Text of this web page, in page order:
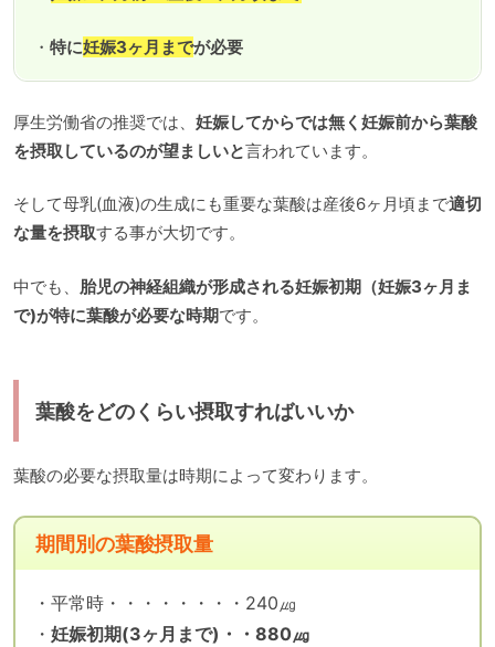
・ 特に妊娠3ヶ月までが必要
厚生労働省の推奨では、 妊娠してからでは無く妊娠前から葉酸
を摂取しているのが望ましいと言われています。
そして母乳(血液)の生成にも重要な葉酸は産後6ヶ月頃まで適切
な量を摂取する事が大切です。
中でも、 胎児の神経組織が形成される妊娠初期（妊娠3ヶ月ま
で)が特に葉酸が必要な時期です。
葉酸をどのくらい摂取すればいいか
葉酸の必要な摂取量は時期によって変わります。
期間別の葉酸摂取量
・平常時・・・・・・・・240㎍
・ 妊娠初期(3ヶ月まで)・・880㎍